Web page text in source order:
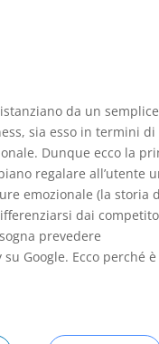
da un semplice
sia esso in termini di
Dunque ecco la
regalare all’utente
emozionale (la storia
dai
prevedere
Google. Ecco perché è